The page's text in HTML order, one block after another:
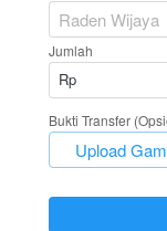
Jumlah
Rp
Bukti Transfer
`Upload